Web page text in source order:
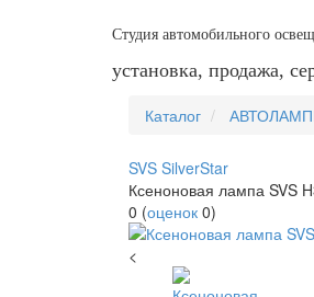
Студия автомобильного
установка, продажа,
Каталог
SVS SilverStar
Ксеноновая лампа SVS
0 (оценок 0)
<